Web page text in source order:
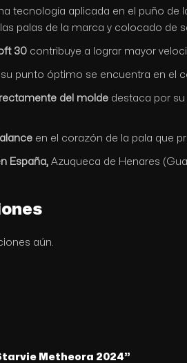
tecnología aplicada en el puño de
las palas de la marca y colocado
30 contribuye a lograr mayor
punto óptimo se encuentra en el
del molde destaca por su
en el corazón de la pala que
España, Azuqueca de Henares
aún.
Metheora 2024”